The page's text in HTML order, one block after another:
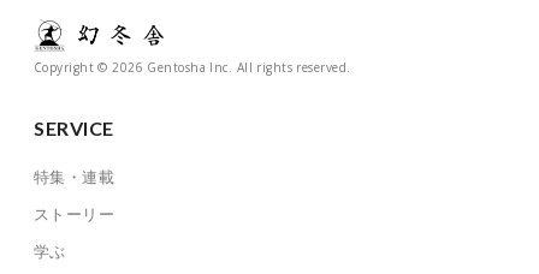
Copyright © 2026 Gentosha Inc. All rights reserved.
SERVICE
特集・連載
ストーリー
学ぶ